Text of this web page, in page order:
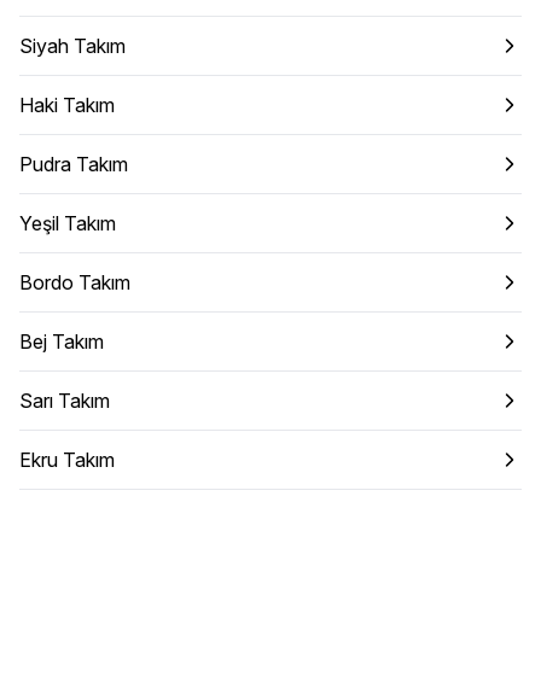
Siyah Takım
Haki Takım
Pudra Takım
Yeşil Takım
Bordo Takım
Bej Takım
Sarı Takım
Ekru Takım